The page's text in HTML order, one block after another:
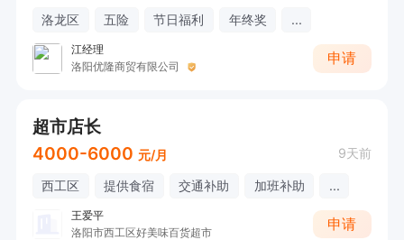
洛龙区 五险 节日福利 年终奖 ...
江经理
洛阳优隆商贸有限公司
申请
超市店长
4000-6000 元/月 9天前
西工区 提供食宿 交通补助 加班补助 ...
王爱平
洛阳市西工区好美味百货超市
申请